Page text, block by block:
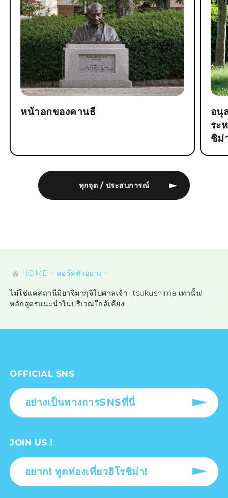
ทุกจุด / ประสบการณ์
หน้าอกของคานธี
อนุ
ระ
ชิม่
HOME คอร์สตัวอย่าง
ไม่ใช่แค่สถานีมิยาจิมากุจิไปศาลเจ้า Itsukushima เท่านั้น!
หลักสูตรแนะนำในบริเวณใกล้เคียง!
OFFICIAL SNS
อย่างเป็นทางการSNSที่นี่
JOIN US !
อยาก! ทูตท่องเที่ยวฮิโรชิม่า!